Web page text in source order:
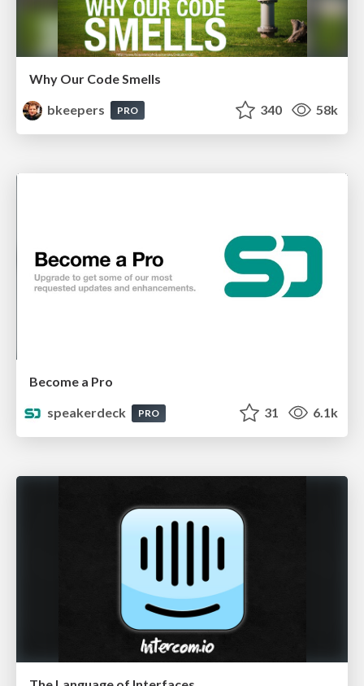
Why Our Code Smells
bkeepers
PRO 340 58k
Become a Pro
speakerdeck
PRO 31 6.1k